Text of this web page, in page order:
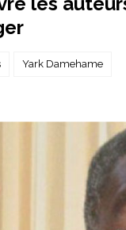
Yark Damehame